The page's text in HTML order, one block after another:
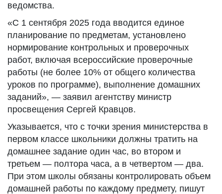
ведомства.
«С 1 сентября 2025 года вводится единое
планирование по предметам, установлено
нормирование контрольных и проверочных
работ, включая всероссийские проверочные
работы (не более 10% от общего количества
уроков по программе), выполнение домашних
заданий», — заявил агентству министр
просвещения Сергей Кравцов.
Указывается, что с точки зрения министерства в
первом классе школьники должны тратить на
домашнее задание один час, во втором и
третьем — полтора часа, а в четвертом — два.
При этом школы обязаны контролировать объем
домашней работы по каждому предмету, пишут